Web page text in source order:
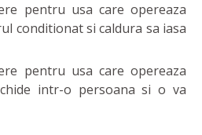
pentru usa care opereaza
conditionat si caldura sa iasa
pentru usa care opereaza
intr-o persoana si o va